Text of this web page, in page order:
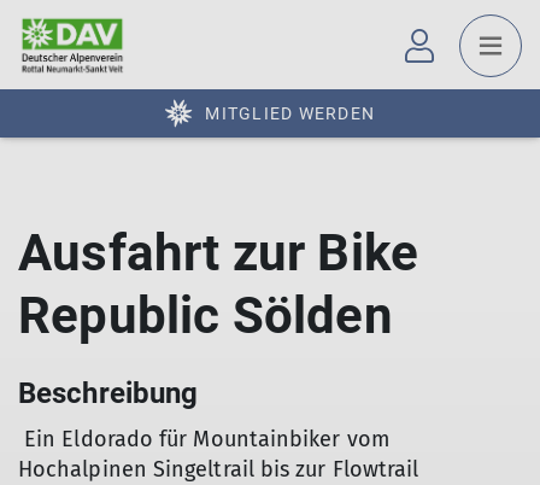
MITGLIED WERDEN
Ausfahrt zur Bike
Republic Sölden
Beschreibung
Ein Eldorado für Mountainbiker vom
Hochalpinen Singeltrail bis zur Flowtrail